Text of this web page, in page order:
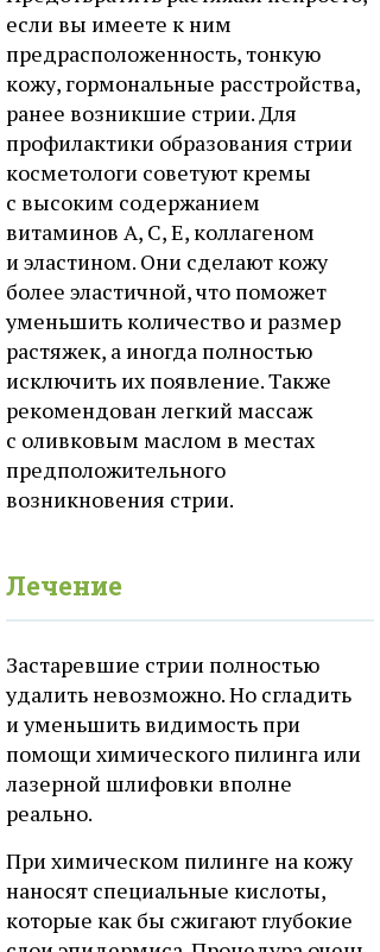
если вы имеете к ним
предрасположенность, тонкую
кожу, гормональные расстройства,
ранее возникшие стрии. Для
профилактики образования стрии
косметологи советуют кремы
с высоким содержанием
витаминов А, С, Е, коллагеном
и эластином. Они сделают кожу
более эластичной, что поможет
уменьшить количество и размер
растяжек, а иногда полностью
исключить их появление. Также
рекомендован легкий массаж
с оливковым маслом в местах
предположительного
возникновения стрии.
Лечение
Застаревшие стрии полностью
удалить невозможно. Но сгладить
и уменьшить видимость при
помощи химического пилинга или
лазерной шлифовки вполне
реально.
При химическом пилинге на кожу
наносят специальные кислоты,
которые как бы сжигают глубокие